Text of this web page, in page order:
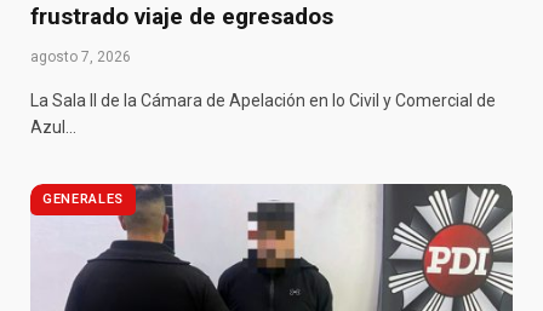
frustrado viaje de egresados
agosto 7, 2026
La Sala II de la Cámara de Apelación en lo Civil y Comercial de
Azul…
GENERALES